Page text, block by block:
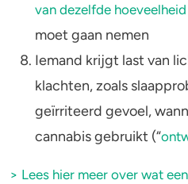
van dezelfde hoeveelheid
moet gaan nemen
Iemand krijgt last van
klachten, zoals
geïrriteerd gevoel,
cannabis gebruikt (“
> Lees hier meer over wat